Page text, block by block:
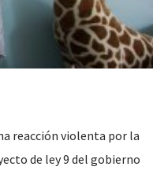
reacción violenta por la
de ley 9 del gobierno